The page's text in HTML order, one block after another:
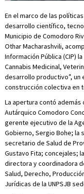
En el marco de las
desarrollo científico,
Municipio de Comodoro
Othar Macharashvili,
Información Pública (CIP)
Cannabis Medicinal,
desarrollo productivo”,
construcción colectiva en
La apertura contó
Autárquico Comodoro
gerente ejecutivo de la
Gobierno, Sergio Bohe; la
secretario de Salud de
Gustavo Fita; concejales;
directora y coordinadora
Salud, Derecho,
Jurídicas de la UNPSJB